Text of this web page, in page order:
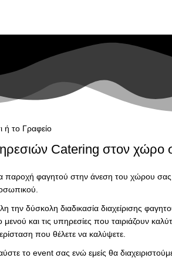
Σπίτι / Γραφείο
ή το Γραφείο
Catering στον χώρο
παροχή φαγητού στην άνεση του χώρου
την δύσκολη διαδικασία διαχείρισης
μενού και τις υπηρεσίες που ταιριάζουν
που θέλετε να καλύψετε.
το event σας ενώ εμείς θα